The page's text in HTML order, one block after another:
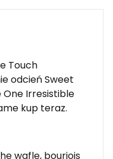
Touch
odcień Sweet
Irresistible
kup teraz.
wafle, bourjois